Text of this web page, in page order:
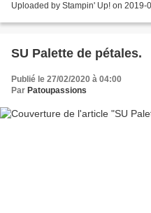
Uploaded by Stampin' Up! on 2019-
SU Palette de pétales.
Publié le 27/02/2020 à 04:00
Par Patoupassions